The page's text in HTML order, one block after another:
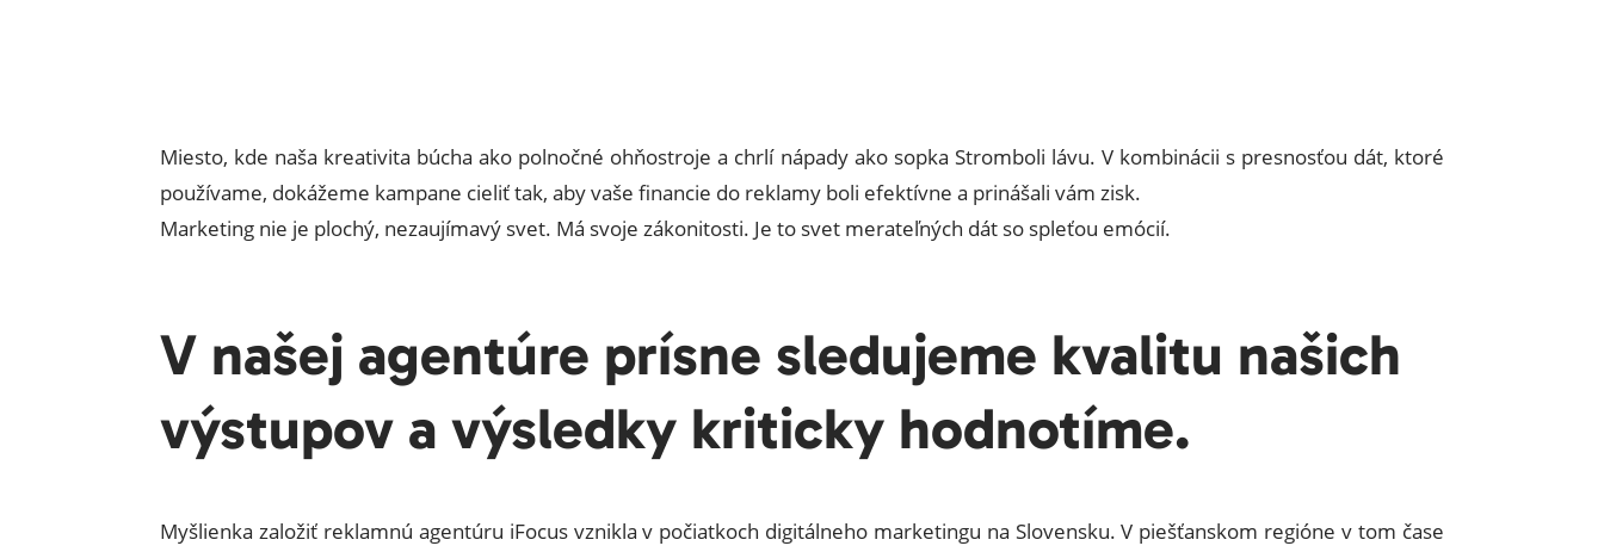
Miesto, kde naša kreativita búcha ako polnočné ohňostroje a chrlí nápady ako sopka Stromboli lávu. V kombinácii s presnosťou dát, ktoré
používame, dokážeme kampane cieliť tak, aby vaše financie do reklamy boli efektívne a prinášali vám zisk.
Marketing nie je plochý, nezaujímavý svet. Má svoje zákonitosti. Je to svet merateľných dát so spleťou emócií.
V našej agentúre prísne sledujeme kvalitu našich
výstupov a výsledky kriticky hodnotíme.
Myšlienka založiť reklamnú agentúru iFocus vznikla v počiatkoch digitálneho marketingu na Slovensku. V piešťanskom regióne v tom čase